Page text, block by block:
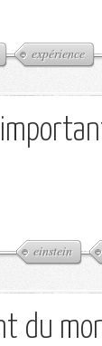
expérience
einstein
du